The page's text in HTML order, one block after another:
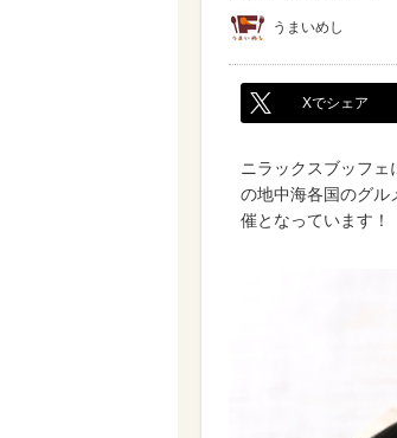
うまいめし
Xでシェア
ニラックスブッフ
の地中海各国のグル
催となっています！